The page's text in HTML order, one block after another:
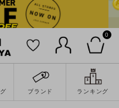
0
ブランド ランキング
索